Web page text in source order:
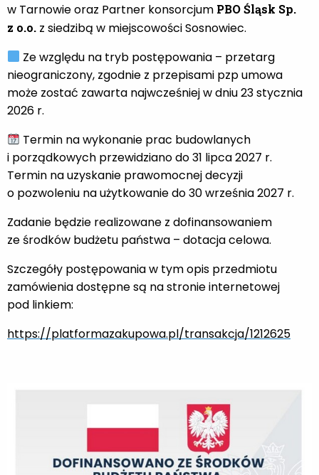
w Tarnowie oraz Partner konsorcjum PBO Śląsk Sp.
z o.o. z siedzibą w miejscowości Sosnowiec.
Ze względu na tryb postępowania – przetarg
nieograniczony, zgodnie z przepisami pzp umowa
może zostać zawarta najwcześniej w dniu 23 stycznia
2026 r.
Termin na wykonanie prac budowlanych
i porządkowych przewidziano do 31 lipca 2027 r.
Termin na uzyskanie prawomocnej decyzji
o pozwoleniu na użytkowanie do 30 września 2027 r.
Zadanie będzie realizowane z dofinansowaniem
ze środków budżetu państwa – dotacja celowa.
Szczegóły postępowania w tym opis przedmiotu
zamówienia dostępne są na stronie internetowej
pod linkiem:
https://platformazakupowa.pl/transakcja/1212625